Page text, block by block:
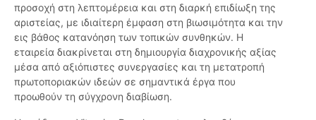
προσοχή στη λεπτομέρεια και στη διαρκή επιδίωξη της
αριστείας, με ιδιαίτερη έμφαση στη βιωσιμότητα και την
εις βάθος κατανόηση των τοπικών συνθηκών. Η
εταιρεία διακρίνεται στη δημιουργία διαχρονικής αξίας
μέσα από αξιόπιστες συνεργασίες και τη μετατροπή
πρωτοποριακών ιδεών σε σημαντικά έργα που
προωθούν τη σύγχρονη διαβίωση.